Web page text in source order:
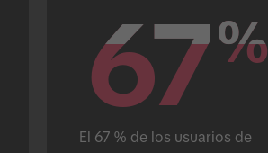
67%
67%
El 67 % de los usuarios de